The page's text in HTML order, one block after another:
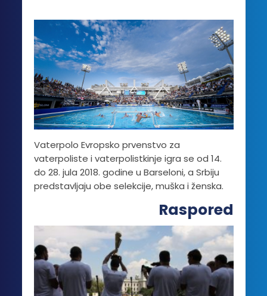
Vaterpolo Evropsko prvenstvo za
vaterpoliste i vaterpolistkinje igra se od 14.
do 28. jula 2018. godine u Barseloni, a Srbiju
predstavljaju obe selekcije, muška i ženska.
Raspored